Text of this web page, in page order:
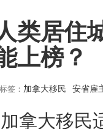
类居住
上榜？
标签： 加拿大移民 安省雇